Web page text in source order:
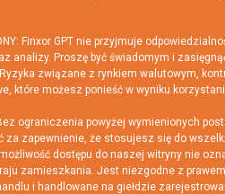
Finxor GPT nie przyjmuje
analizy. Proszę być świadomym i
związane z rynkiem walutowym,
które możesz ponieść w wyniku
Bez ograniczenia powyżej wymienionych
za zapewnienie, że stosujesz się do
dostępu do naszej witryny nie
zamieszkania. Jest niezgodne z
i handlowane na giełdzie